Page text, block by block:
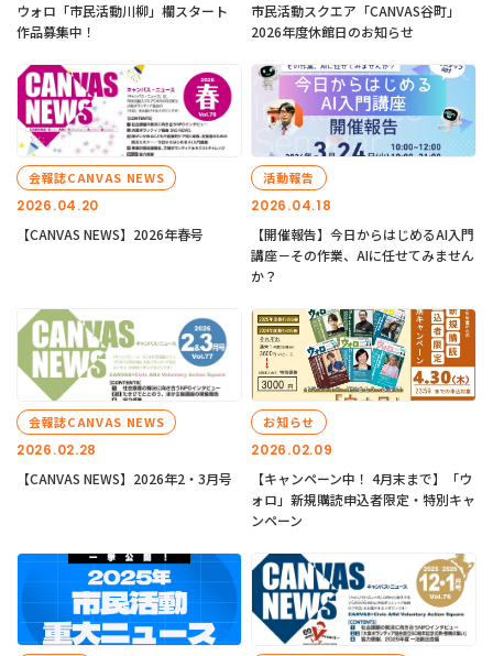
ウォロ「市民活動川柳」欄スタート
作品募集中！
市民活動スクエア「CANVAS谷町」
2026年度休館日のお知らせ
2026.04.20
会報誌CANVAS NEWS
【CANVAS NEWS】2026年春号
2026.04.18
活動報告
【開催報告】今日からはじめるAI入門
講座－その作業、AIに任せてみません
か？
2026.02.28
会報誌CANVAS NEWS
【CANVAS NEWS】2026年2・3月号
2026.02.09
お知らせ
【キャンペーン中！ 4月末まで】「ウ
ォロ」新規購読申込者限定・特別キャ
ンペーン